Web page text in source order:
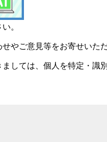
。
やご意見等をお寄せいた
しては、個人を特定・識